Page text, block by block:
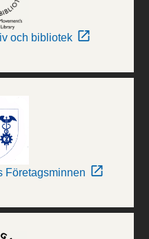
och bibliotek
Företagsminnen